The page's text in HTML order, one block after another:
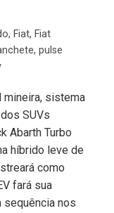
, Fiat, Fiat
, pulse
mineira, sistema
SUVs
Abarth Turbo
híbrido leve de
como
fará sua
sequência nos